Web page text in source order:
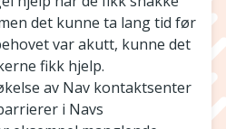
det kunne ta lang tid før
var akutt, kunne det
fikk hjelp.
av Nav kontaktsenter
i Navs